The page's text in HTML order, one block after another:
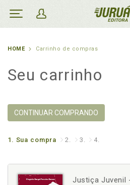
HOME Carrinho de compras
Seu carrinho
CONTINUAR COMPRANDO
1. Sua compra 2. 3. 4.
Justiça Juvenil